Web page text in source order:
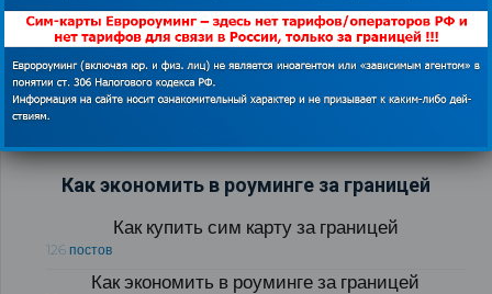
Как экономить в роуминге за границей
Как купить сим карту за границей
126 постов
Как экономить в роуминге за границей